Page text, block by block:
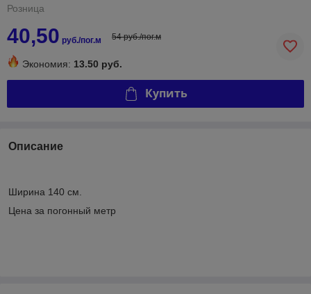
Розница
40,50 руб./пог.м 54 руб./пог.м
Экономия: 13.50 руб.
Купить
Описание
Ширина 140 см.
Цена за погонный метр